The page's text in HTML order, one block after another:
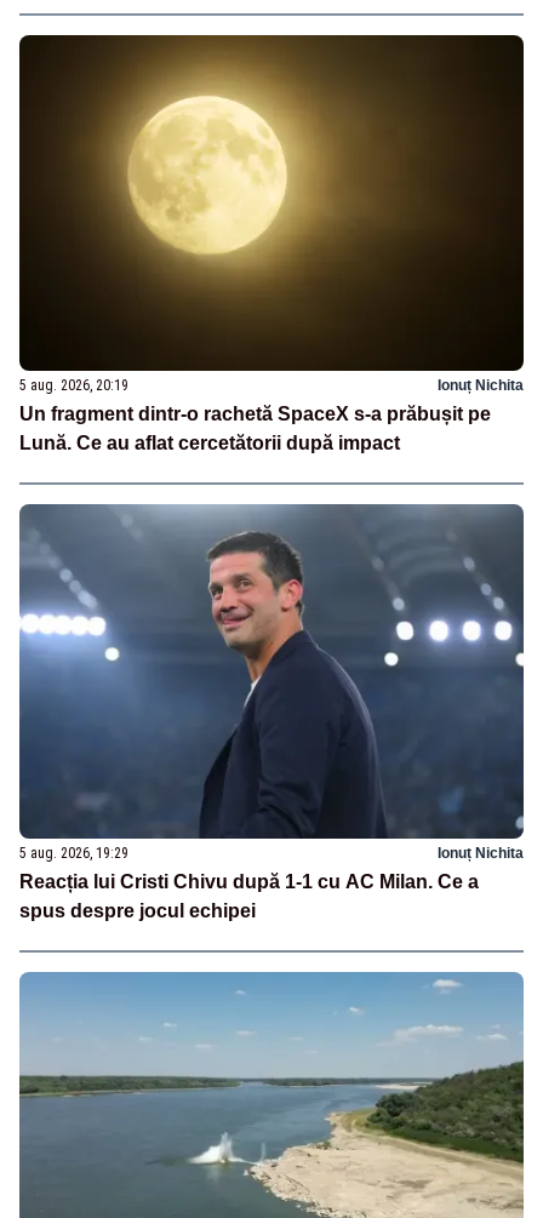
5 aug. 2026, 20:19 Ionuț Nichita
Un fragment dintr-o rachetă SpaceX s-a prăbușit pe
Lună. Ce au aflat cercetătorii după impact
5 aug. 2026, 19:29 Ionuț Nichita
Reacția lui Cristi Chivu după 1-1 cu AC Milan. Ce a
spus despre jocul echipei